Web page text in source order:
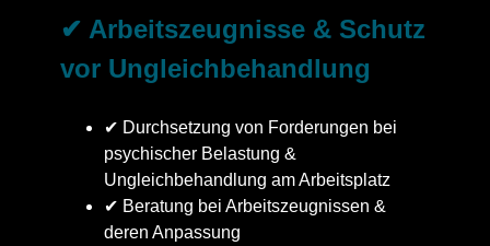
✔ Arbeitszeugnisse & Schutz
vor Ungleichbehandlung
✔ Durchsetzung von Forderungen bei
psychischer Belastung &
Ungleichbehandlung am Arbeitsplatz
✔ Beratung bei Arbeitszeugnissen &
deren Anpassung